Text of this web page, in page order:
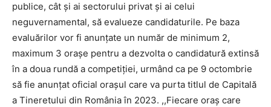
publice, cât și ai sectorului privat și ai celui
neguvernamental, să evalueze candidaturile. Pe baza
evaluărilor vor fi anunțate un număr de minimum 2,
maximum 3 orașe pentru a dezvolta o candidatură extinsă
în a doua rundă a competiției, urmând ca pe 9 octombrie
să fie anunțat oficial orașul care va purta titlul de Capitală
a Tineretului din România în 2023. ,,Fiecare oraș care